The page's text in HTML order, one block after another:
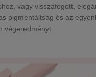
vagy visszafogott,
pigmentáltság és az
végeredményt.